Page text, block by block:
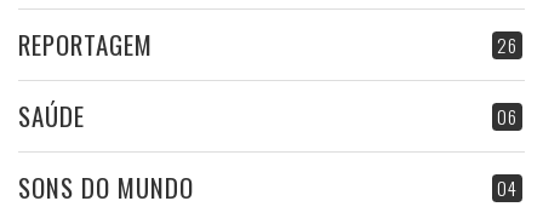
26
REPORTAGEM
06
SAÚDE
04
SONS DO MUNDO